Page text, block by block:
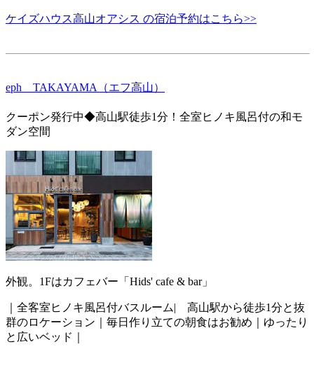
ケイズハウス高山オアシス の宿泊予約はこちら>>
eph TAKAYAMA（エフ高山）
クーポン発行中◆高山駅徒歩1分！全室ヒノキ風呂付の和モ
ダン空間
外観。1Fはカフェバー「Hids' cafe & bar」
｜全客室ヒノキ風呂付バスルーム| 高山駅から徒歩1分と抜
群のロケーション｜毎日作り立ての朝食はお勧め｜ゆったり
と広いベッド｜